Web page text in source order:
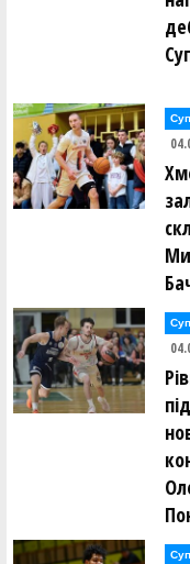
Владислав Янакі
Total players: 74